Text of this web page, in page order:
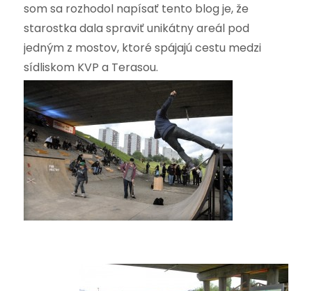
som sa rozhodol napísať tento blog je, že
starostka dala spraviť unikátny areál pod
jedným z mostov, ktoré spájajú cestu medzi
sídliskom KVP a Terasou.